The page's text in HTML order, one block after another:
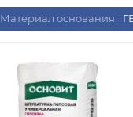
Материал основания: